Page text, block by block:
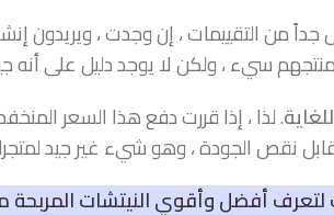
جداً من التقييمات ، إن وجدت ، ويريدون
سيء ، ولكن لا يوجد دليل على أنه
. لذا ، إذا قررت دفع هذا السعر
نقص الجودة ، وهو شيء غير جيد
لتعرفأفضل وأقوي النيتشات المربحة